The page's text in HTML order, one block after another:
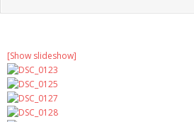
[Show slideshow]